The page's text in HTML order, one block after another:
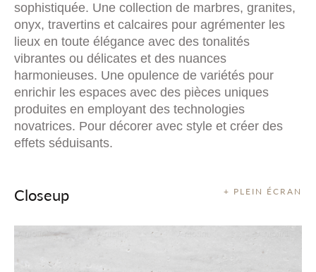
sophistiquée. Une collection de marbres, granites,
onyx, travertins et calcaires pour agrémenter les
lieux en toute élégance avec des tonalités
vibrantes ou délicates et des nuances
harmonieuses. Une opulence de variétés pour
enrichir les espaces avec des pièces uniques
produites en employant des technologies
novatrices. Pour décorer avec style et créer des
effets séduisants.
+ PLEIN ÉCRAN
Closeup